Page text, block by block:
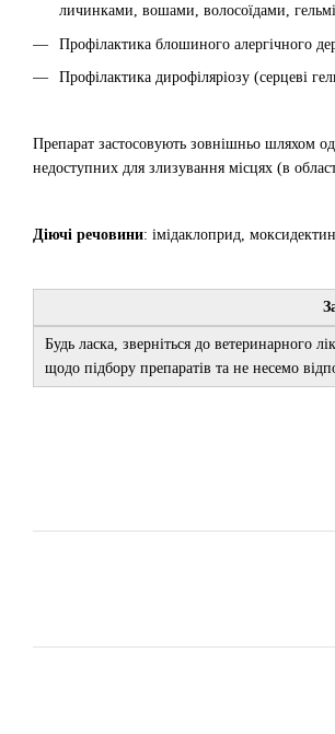
личинками, вошами, волосоїдами,
Профілактика блошиного алергічного
Профілактика дирофіляріозу (серцеві
Препарат застосовують зовнішньо шляхом
недоступних для злизування місцях (в
Діючі речовини: імідаклоприд, моксидектин.
Будь ласка, зверніться до ветеринарного
щодо підбору препаратів та не несемо